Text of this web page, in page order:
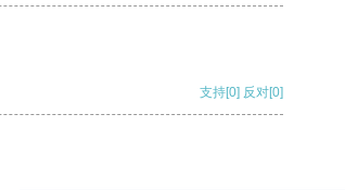
支持[0] 反对[0]